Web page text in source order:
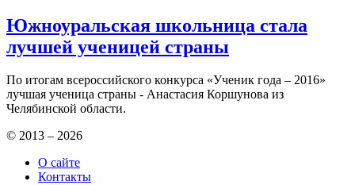
Южноуральская школьница стала
лучшей ученицей страны
По итогам всероссийского конкурса «Ученик года – 2016»
лучшая ученица страны - Анастасия Коршунова из
Челябинской области.
© 2013 – 2026
О сайте
Контакты